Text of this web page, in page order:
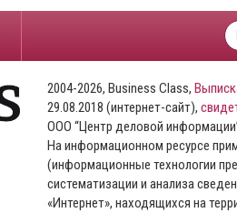
2004-2026, Business Class,
29.08.2018 (интернет-сайт),
ООО “Центр деловой
На информационном ресурсе
(информационные технологии
систематизации и анализа
«Интернет», находящихся на